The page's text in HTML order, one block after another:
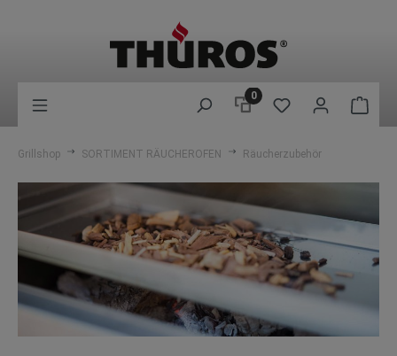
0
Grillshop SORTIMENT RÄUCHEROFEN Räucherzubehör